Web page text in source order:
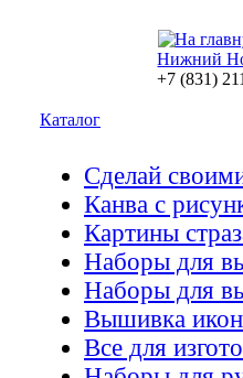
Нижний
+7 (831)
Каталог
Сделай
Канва с
Картины
Наборы для
Наборы для
Вышивка икон
Все для